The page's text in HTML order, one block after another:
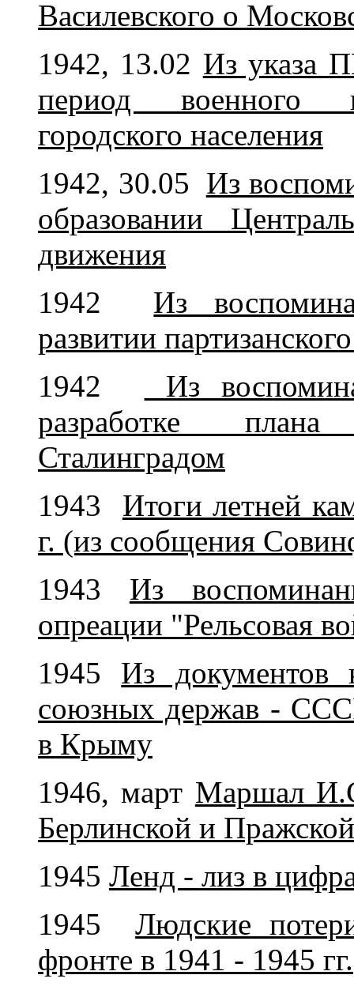
Василевского о
1942, 13.02 Из указа
период военного
городского населения
1942, 30.05 Из
образовании
движения
1942 Из
развитии
1942
Из
разработке
Сталинградом
1943 Итоги летней
г. (из сообщения
1943 Из
опреации "Рельсовая
1945 Из документов
союзных держав -
в Крыму
1946, март Маршал
Берлинской и
1945 Ленд - лиз в
1945
Людские
фронте в 1941 - 1945 гг.